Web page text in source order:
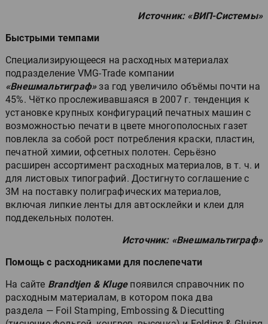
Источник: «ВИП-Системы»
Быстрыми темпами
Специализирующееся на расходных материалах
подразделение VMG-Trade компании
«Внешмальтиграф»за год увеличило объёмы почти на
45%. Чётко прослеживавшаяся в 2007 г. тенденция к
установке крупных конфигураций печатных машин с
возможностью печати в цвете многополосных газет
повлекла за собой рост потребления краски, пластин,
печатной химии, офсетных полотен. Серьёзно
расширен ассортимент расходных материалов, в т. ч. и
для листовых типографий. Достигнуто соглашение с
3М на поставку полиграфических материалов,
включая липкие ленты для автосклейки и клеи для
поддекельных полотен.
Источник: «Внешмальтиграф»
Помощь с расходниками для послепечати
На сайте Brandtjen & Klugeпоявился справочник по
расходным материалам, в котором пока два
раздела — Foil Stamping, Embossing & Diecutting